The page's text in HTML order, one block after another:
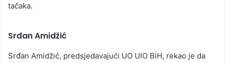
tačaka.
Srđan Amidžić
Srđan Amidžić, predsjedavajući UO UIO BiH, rekao je da